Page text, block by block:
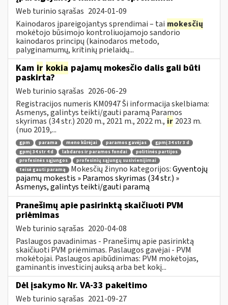
Web turinio sąrašas 2024-01-09
Kainodaros įpareigojantys sprendimai – tai mokesčių
mokėtojo būsimojo kontroliuojamojo sandorio
kainodaros principų (kainodaros metodo,
palyginamumų, kritinių prielaidų...
Kam ir kokia pajamų mokesčio dalis gali būti
paskirta?
Web turinio sąrašas 2026-06-29
Registracijos numeris KM0947 Ši informacija skelbiama:
Asmenys, galintys teikti/gauti paramą Paramos
skyrimas (34 str.) 2020 m., 2021 m., 2022 m., ir 2023 m.
(nuo 2019,...
gpm parama meno kūrėjai paramos gavėjas
gpmį 34 str 3 d
gpmį 34 str 4 d
labdaros ir paramos fondai
politinės partijos
profesinės sąjungos
profesinių sąjungų susivienijimai
teisė gauti paramą
Mokesčių žinyno kategorijos:Gyventojų
pajamų mokestis » Paramos skyrimas (34 str.) »
Asmenys, galintys teikti/gauti paramą
Pranešimų apie pasirinktą skaičiuoti PVM
priėmimas
Web turinio sąrašas 2020-04-08
Paslaugos pavadinimas - Pranešimų apie pasirinktą
skaičiuoti PVM priėmimas. Paslaugos gavėjai - PVM
mokėtojai. Paslaugos apibūdinimas: PVM mokėtojas,
gaminantis investicinį auksą arba bet kokį...
Dėl įsakymo Nr. VA-33 pakeitimo
Web turinio sąrašas 2021-09-27